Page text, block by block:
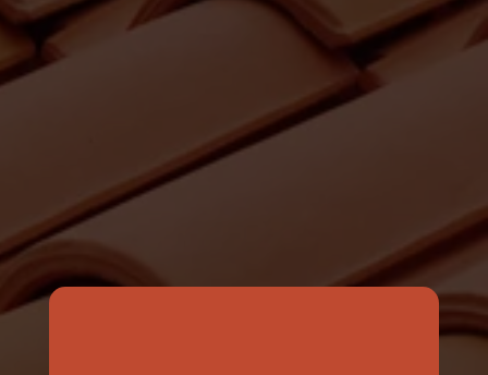
RENOV MULLER
Pourquoi faire appel à Rénov’
Muller pour vos travaux de
peinture à Polignac ?